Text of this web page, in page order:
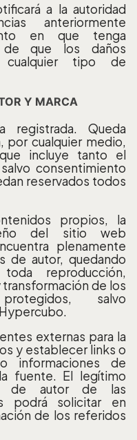
a la autoridad
anteriormente
en que tenga
de que los daños
cualquier tipo de
Y MARCA
registrada. Queda
por cualquier medio,
incluye tanto el
consentimiento
reservados todos
propios, la
del sitio web
plenamente
de autor, quedando
reproducción,
de los
salvo
externas para la
y establecer links o
informaciones de
fuente. El legítimo
de autor de las
podrá solicitar en
de los referidos